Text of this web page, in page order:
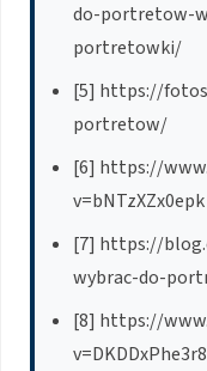
do-portretow-
portretowki/
[5] https://
portretow/
[6] https://
v=bNTzXZx0epk
[7] https://
wybrac-do-
[8] https://
v=DKDDxPhe3r8